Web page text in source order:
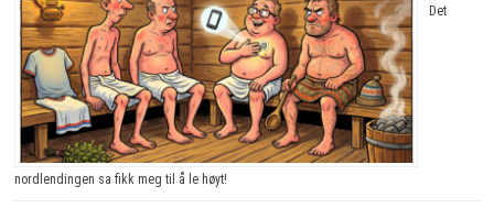
Det
nordlendingen sa fikk meg til å le høyt!